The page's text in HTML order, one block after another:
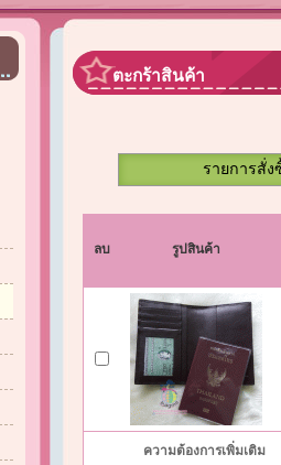
ตะกร้าสินค้า
รายการสั่ง
ลบ รูปสินค้า
ความต้องการเพิ่มเติม